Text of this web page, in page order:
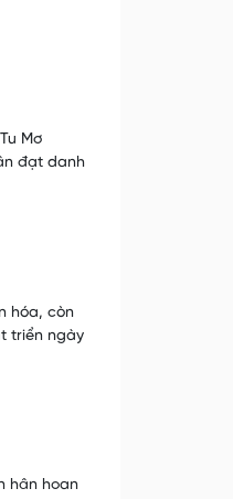
Mơ
đạt danh
hóa, còn
triển ngày
hân hoan